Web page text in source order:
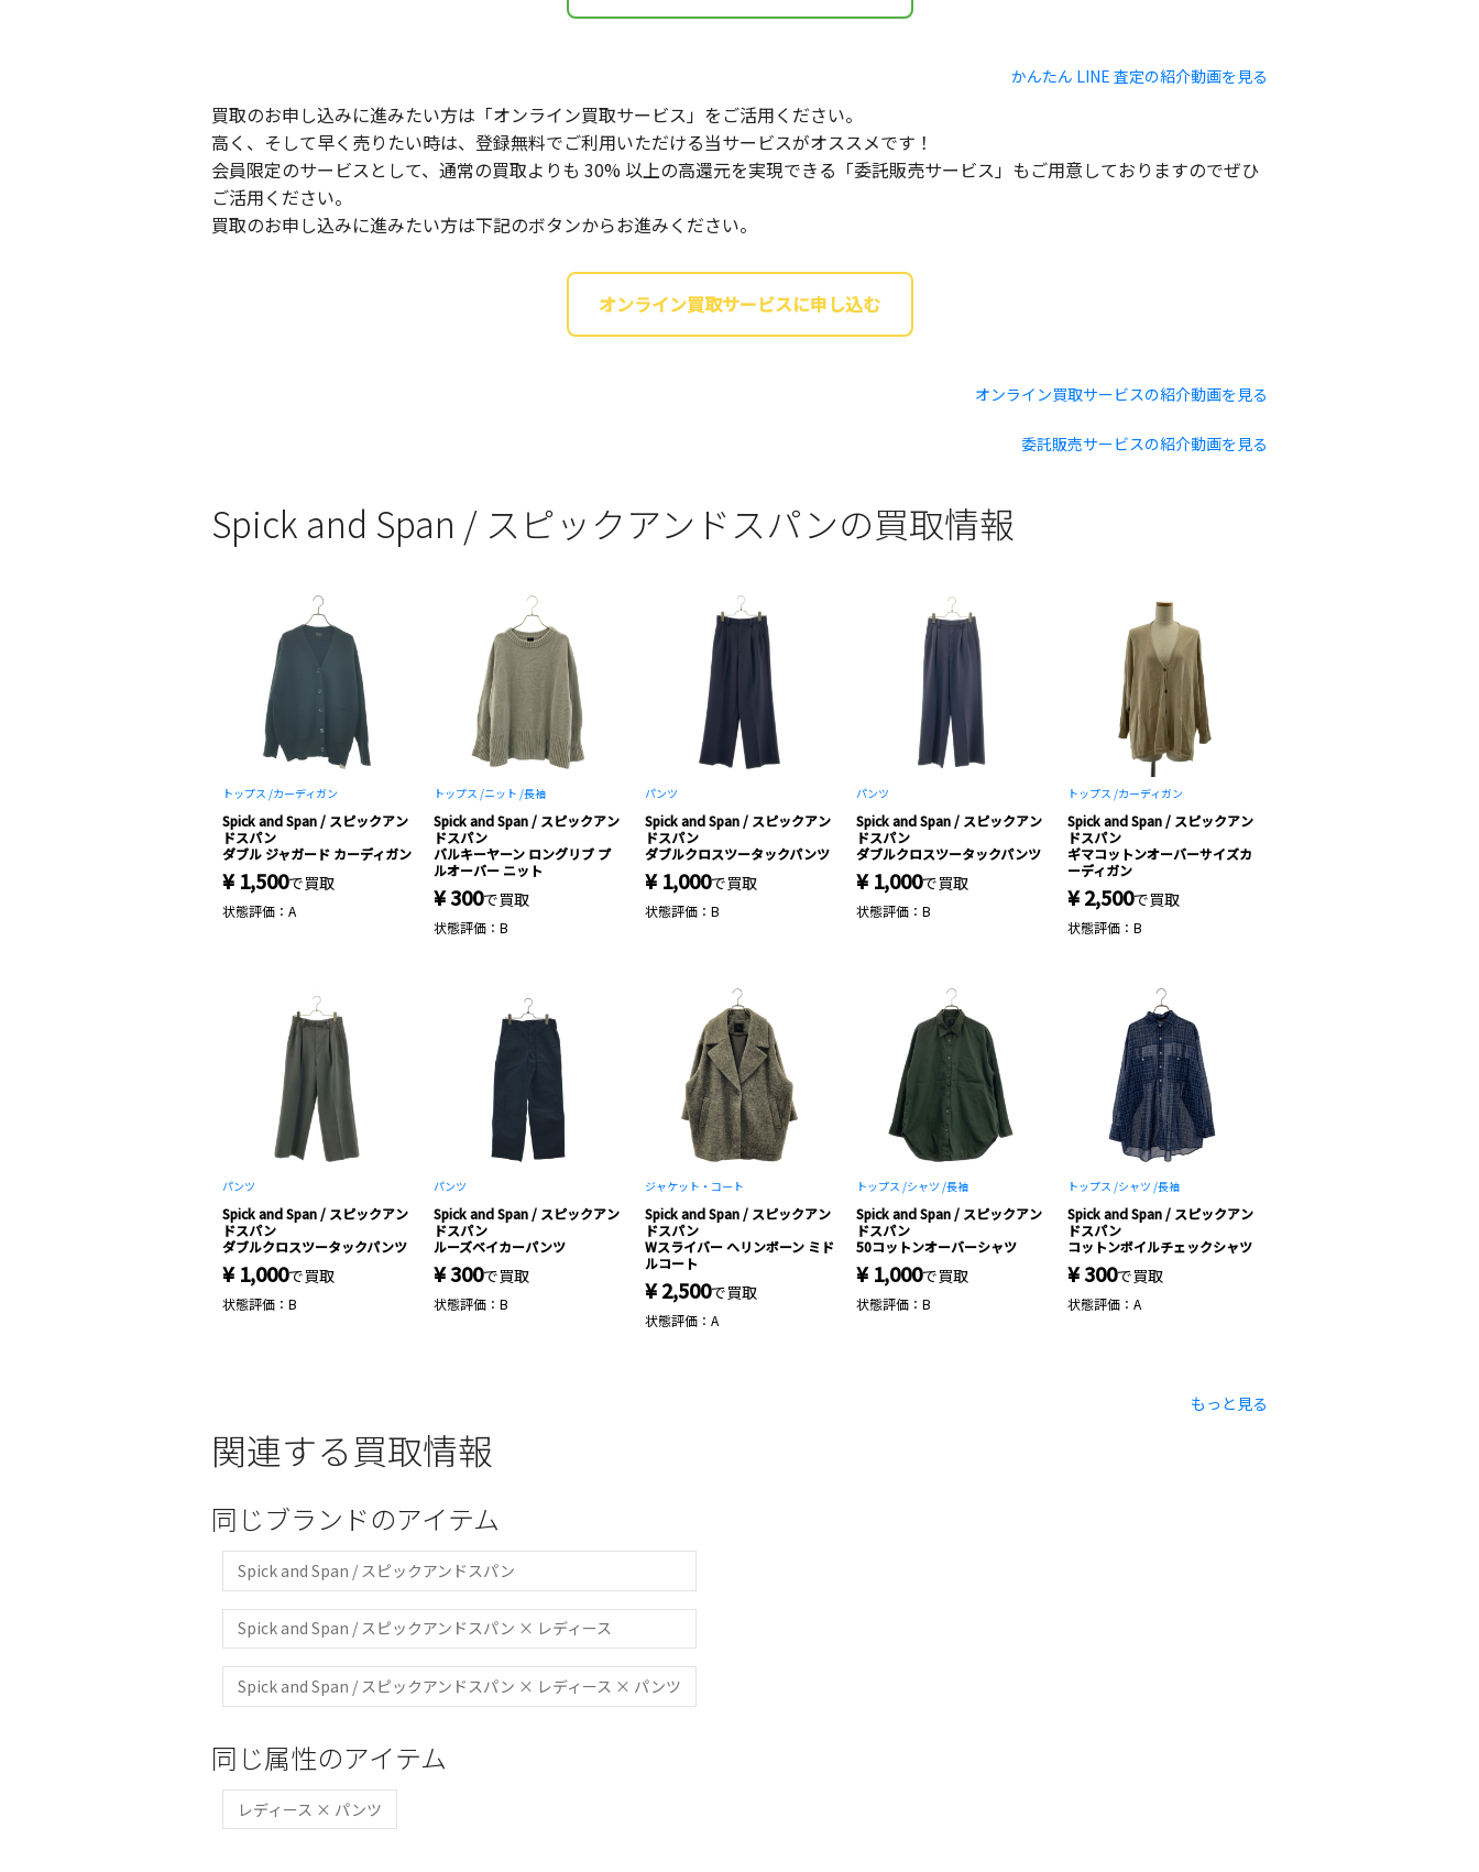
かんたん LINE 査定の紹介動画を見る
買取のお申し込みに進みたい方は「オンライン買取サービス」をご活用ください。
高く、そして早く売りたい時は、登録無料でご利用いただける当サービスがオススメです！
会員限定のサービスとして、通常の買取よりも 30% 以上の高還元を実現できる「委託販売サービス」もご用意しておりますのでぜひ
ご活用ください。
買取のお申し込みに進みたい方は下記のボタンからお進みください。
オンライン買取サービスに申し込む
オンライン買取サービスの紹介動画を見る
委託販売サービスの紹介動画を見る
Spick and Span / スピックアンドスパンの買取情報
トップス /カーディガン
Spick and Span / スピックアン
ドスパン
ダブル ジャガード カーディガン
¥ 1,500で買取
状態評価：A
トップス /ニット /長袖
Spick and Span / スピックアン
ドスパン
バルキーヤーン ロングリブ プ
ルオーバー ニット
¥ 300で買取
状態評価：B
パンツ
Spick and Span / スピックアン
ドスパン
ダブルクロスツータックパンツ
¥ 1,000で買取
状態評価：B
パンツ
Spick and Span / スピックアン
ドスパン
ダブルクロスツータックパンツ
¥ 1,000で買取
状態評価：B
トップス /カーディガン
Spick and Span / スピックアン
ドスパン
ギマコットンオーバーサイズカ
ーディガン
¥ 2,500で買取
状態評価：B
パンツ
Spick and Span / スピックアン
ドスパン
ダブルクロスツータックパンツ
¥ 1,000で買取
状態評価：B
パンツ
Spick and Span / スピックアン
ドスパン
ルーズベイカーパンツ
¥ 300で買取
状態評価：B
ジャケット・コート
Spick and Span / スピックアン
ドスパン
Wスライバー ヘリンボーン ミド
ルコート
¥ 2,500で買取
状態評価：A
トップス /シャツ /長袖
Spick and Span / スピックアン
ドスパン
50コットンオーバーシャツ
¥ 1,000で買取
状態評価：B
トップス /シャツ /長袖
Spick and Span / スピックアン
ドスパン
コットンボイルチェックシャツ
¥ 300で買取
状態評価：A
もっと見る
関連する買取情報
同じブランドのアイテム
Spick and Span / スピックアンドスパン
Spick and Span / スピックアンドスパン × レディース
Spick and Span / スピックアンドスパン × レディース × パンツ
同じ属性のアイテム
レディース × パンツ